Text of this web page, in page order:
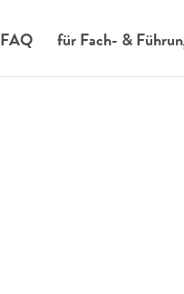
FAQ für Fach- &